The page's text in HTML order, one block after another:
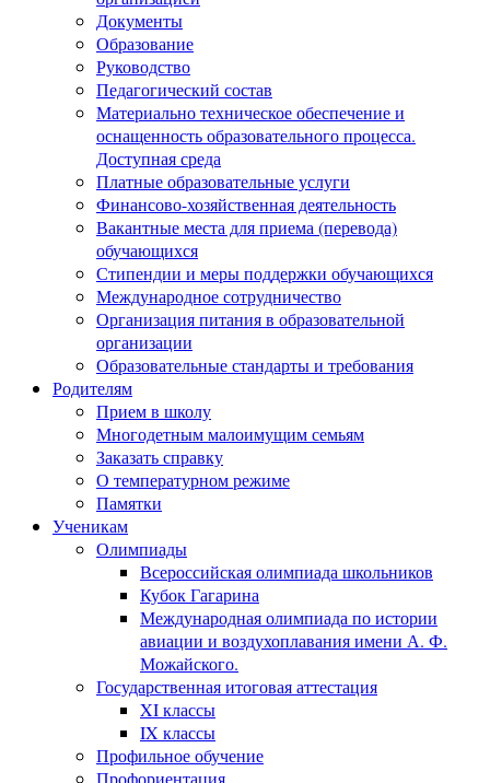
Документы
Образование
Руководство
Педагогический состав
Материально техническое обеспечение и
оснащенность образовательного процесса.
Доступная среда
Платные образовательные услуги
Финансово-хозяйственная деятельность
Вакантные места для приема (перевода)
обучающихся
Стипендии и меры поддержки обучающихся
Международное сотрудничество
Организация питания в образовательной
организации
Образовательные стандарты и требования
Родителям
Прием в школу
Многодетным малоимущим семьям
Заказать справку
О температурном режиме
Памятки
Ученикам
Олимпиады
Всероссийская олимпиада школьников
Кубок Гагарина
Международная олимпиада по истории
авиации и воздухоплавания имени А. Ф.
Можайского.
Государственная итоговая аттестация
XI классы
IX классы
Профильное обучение
Профориентация